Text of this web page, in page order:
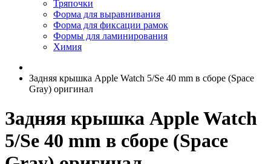
Тряпочки
Форма для выравнивания
Форма для фиксации рамок
Формы для ламинирования
Химия
Задняя крышка Apple Watch 5/Se 40 mm в сборе (Space
Gray) оригинал
Задняя крышка Apple Watch
5/Se 40 mm в сборе (Space